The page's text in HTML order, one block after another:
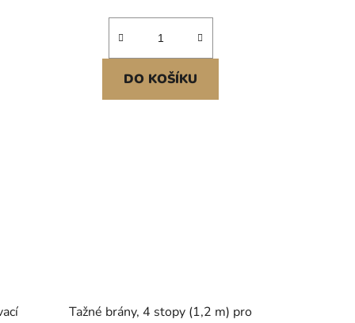
DO KOŠÍKU
Tažné brány, 4 stopy (1,2 m) pro